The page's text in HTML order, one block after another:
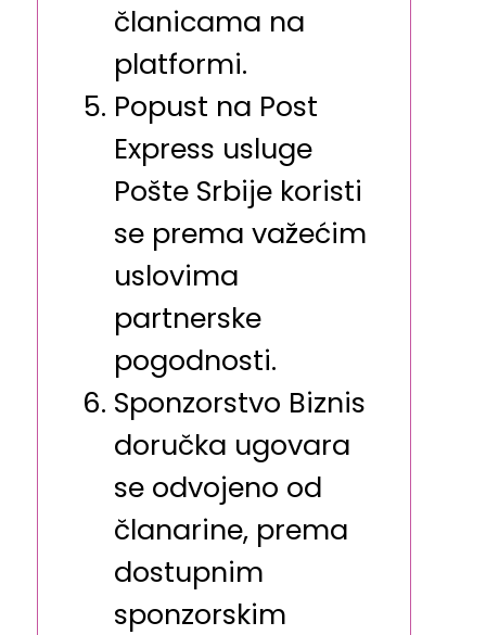
članicama na
platformi.
Popust na Post
Express usluge
Pošte Srbije koristi
se prema važećim
uslovima
partnerske
pogodnosti.
Sponzorstvo Biznis
doručka ugovara
se odvojeno od
članarine, prema
dostupnim
sponzorskim